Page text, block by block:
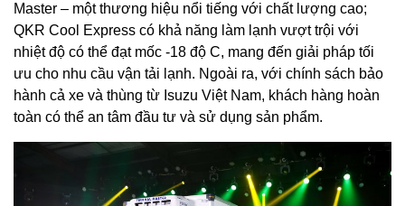
Master – một thương hiệu nổi tiếng với chất lượng cao;
QKR Cool Express có khả năng làm lạnh vượt trội với
nhiệt độ có thể đạt mốc -18 độ C, mang đến giải pháp tối
ưu cho nhu cầu vận tải lạnh. Ngoài ra, với chính sách bảo
hành cả xe và thùng từ Isuzu Việt Nam, khách hàng hoàn
toàn có thể an tâm đầu tư và sử dụng sản phẩm.